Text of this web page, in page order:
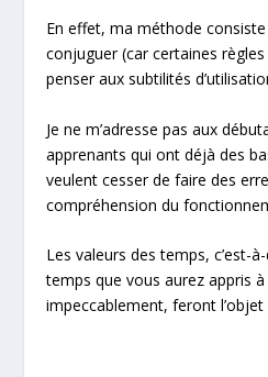
En effet, ma méthode
conjuguer (car certaines
penser aux subtilités
Je ne m’adresse pas aux
apprenants qui ont déjà des
veulent cesser de faire des
compréhension du
Les valeurs des temps, c’est-
temps que vous aurez appris
impeccablement, feront